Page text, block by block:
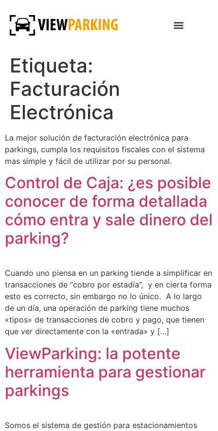
Etiqueta:
Facturación
Electrónica
La mejor solución de facturación electrónica para
parkings, cumpla los requisitos fiscales con el sistema
mas simple y fácil de utilizar por su personal.
Control de Caja: ¿es posible
conocer de forma detallada
cómo entra y sale dinero del
parking?
Cuando uno piensa en un parking tiende a simplificar en
transacciones de “cobro por estadía”, y en cierta forma
esto es correcto, sin embargo no lo único. A lo largo
de un día, una operación de parking tiene muchos
«tipos» de transacciones de cobro y pago, que tienen
que ver directamente con la «entrada» y […]
ViewParking: la potente
herramienta para gestionar
parkings
Somos el sistema de gestión para estacionamientos